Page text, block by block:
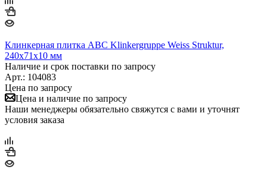
Клинкерная плитка ABC Klinkergruppe Weiss Struktur,
240х71х10 мм
Наличие и срок поставки по запросу
Арт.: 104083
Цена по запросу
Цена и наличие по запросу
Наши менеджеры обязательно свяжутся с вами и уточнят
условия заказа